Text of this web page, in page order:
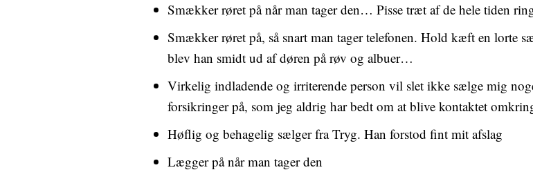
Smækker røret på når man tager den… Pisse træt af de hele tiden
Smækker røret på, så snart man tager telefonen. Hold kæft en lorte
blev han smidt ud af døren på røv og albuer…
Virkelig indladende og irriterende person vil slet ikke sælge mig
forsikringer på, som jeg aldrig har bedt om at blive kontaktet
Høflig og behagelig sælger fra Tryg. Han forstod fint mit afslag
Lægger på når man tager den